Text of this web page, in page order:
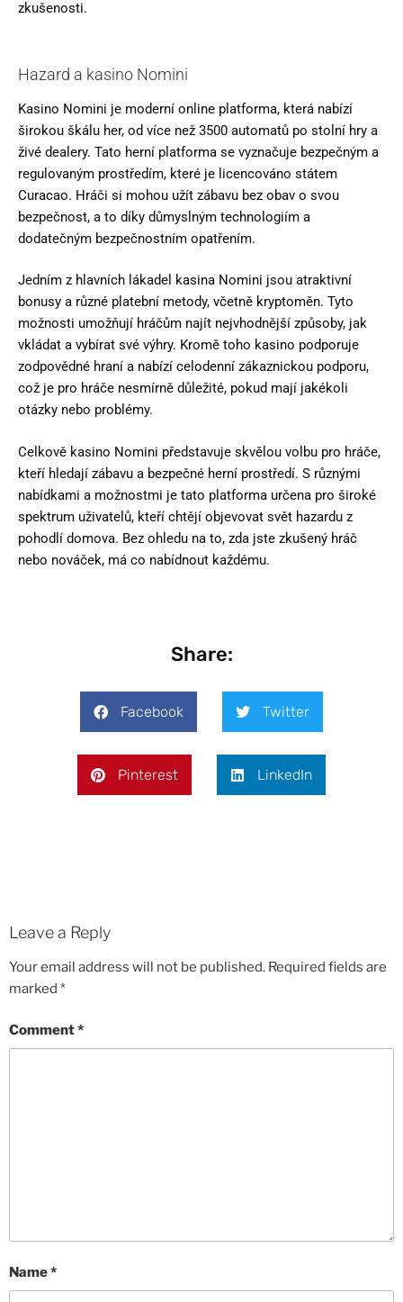
zkušenosti.
Hazard a kasino Nomini
Kasino Nomini je moderní online platforma, která nabízí
širokou škálu her, od více než 3500 automatů po stolní hry a
živé dealery. Tato herní platforma se vyznačuje bezpečným a
regulovaným prostředím, které je licencováno státem
Curacao. Hráči si mohou užít zábavu bez obav o svou
bezpečnost, a to díky důmyslným technologiím a
dodatečným bezpečnostním opatřením.
Jedním z hlavních lákadel kasina Nomini jsou atraktivní
bonusy a různé platební metody, včetně kryptoměn. Tyto
možnosti umožňují hráčům najít nejvhodnější způsoby, jak
vkládat a vybírat své výhry. Kromě toho kasino podporuje
zodpovědné hraní a nabízí celodenní zákaznickou podporu,
což je pro hráče nesmírně důležité, pokud mají jakékoli
otázky nebo problémy.
Celkově kasino Nomini představuje skvělou volbu pro hráče,
kteří hledají zábavu a bezpečné herní prostředí. S různými
nabídkami a možnostmi je tato platforma určena pro široké
spektrum uživatelů, kteří chtějí objevovat svět hazardu z
pohodlí domova. Bez ohledu na to, zda jste zkušený hráč
nebo nováček, má co nabídnout každému.
Share:
Facebook Twitter
Pinterest LinkedIn
Leave a Reply
Your email address will not be published. Required fields are
marked *
Comment*
Name*